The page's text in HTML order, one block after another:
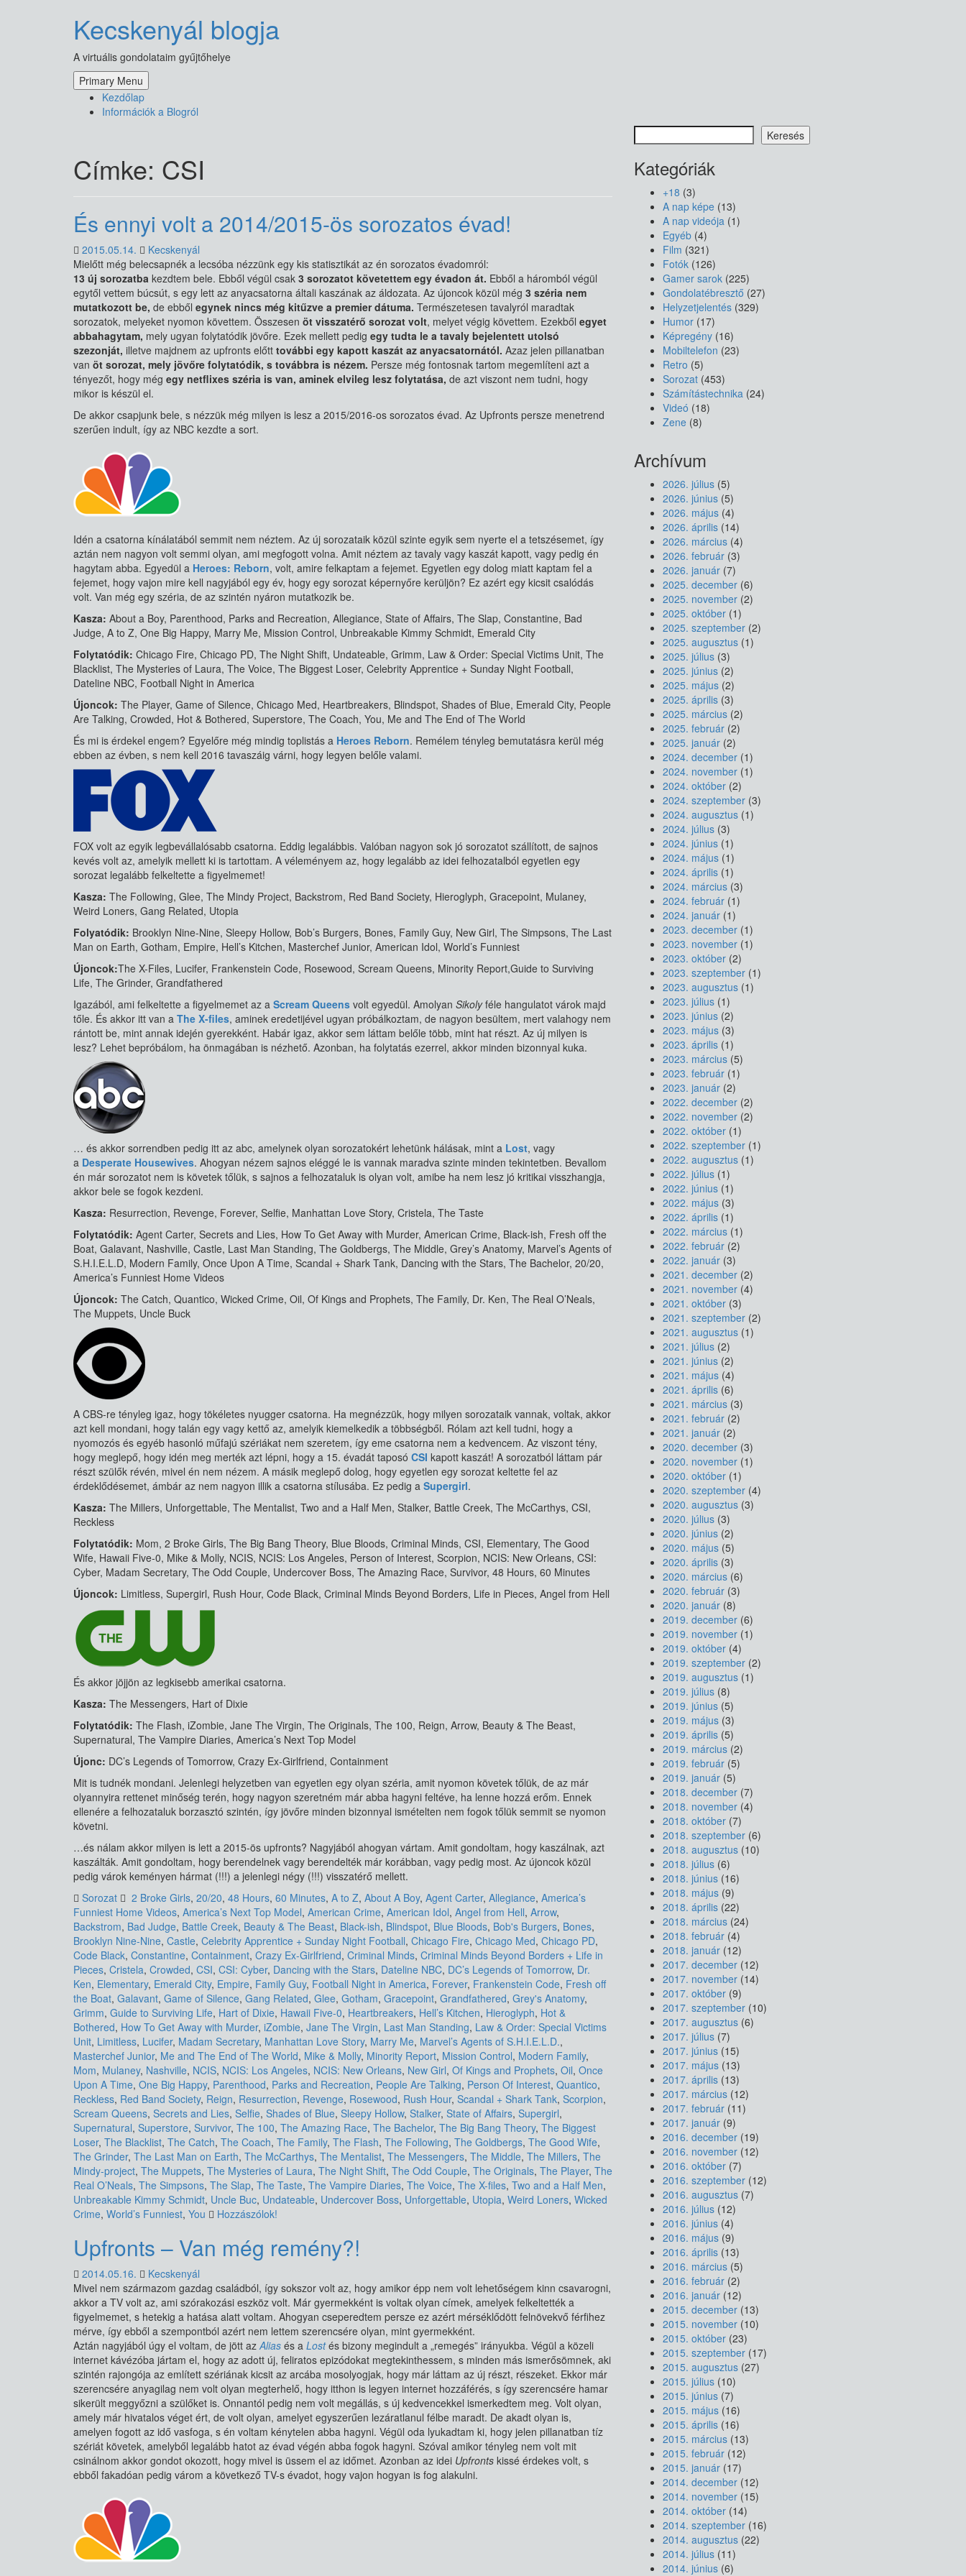
Kecskenyál blogja
A virtuális gondolataim gyűjtőhelye
Primary Menu
Kezdőlap
Információk a Blogról
Címke: CSI
És ennyi volt a 2014/2015-ös sorozatos évad!
2015.05.14.
Kecskenyál
Mielőtt még belecsapnék a lecsóba nézzünk egy kis statisztikát az én sorozatos évadomról:
13 új sorozatba kezdtem bele. Ebből végül csak 3 sorozatot követettem egy évadon át. Ebből a háromból végül
egytől vettem búcsút, s egy lett az anyacsatorna általi kaszának az áldozata. Az újoncok közül még 3 széria nem
mutatkozott be, de ebből egynek nincs még kitűzve a premier dátuma. Természetesen tavalyról maradtak
sorozatok, melyeket nyomon követtem. Összesen öt visszatérő sorozat volt, melyet végig követtem. Ezekből egyet
abbahagytam, mely ugyan folytatódik jövőre. Ezek mellett pedig egy tudta le a tavaly bejelentett utolsó
szezonját, illetve majdnem az upfronts előtt további egy kapott kaszát az anyacsatornától. Azaz jelen pillanatban
van öt sorozat, mely jövőre folytatódik, s továbbra is nézem. Persze még fontosnak tartom megemlíteni azt a
tényezőt, hogy még egy netflixes széria is van, aminek elvileg lesz folytatása, de azt viszont nem tudni, hogy
mikor is készül el.
De akkor csapjunk bele, s nézzük még milyen is lesz a 2015/2016-os sorozatos évad. Az Upfronts persze menetrend
szerűen indult, így az NBC kezdte a sort.
Idén a csatorna kínálatából semmit nem néztem. Az új sorozataik közül szinte egyik sem nyerte el a tetszésemet, így
aztán nem nagyon volt semmi olyan, ami megfogott volna. Amit néztem az tavaly vagy kaszát kapott, vagy pedig én
hagytam abba. Egyedül a Heroes: Reborn, volt, amire felkaptam a fejemet. Egyetlen egy dolog miatt kaptam fel a
fejemet, hogy vajon mire kell nagyjából egy év, hogy egy sorozat képernyőre kerüljön? Ez azért egy kicsit csalódás
volt. Van még egy széria, de az szintén nyáron mutatkozik be.
Kasza: About a Boy, Parenthood, Parks and Recreation, Allegiance, State of Affairs, The Slap, Constantine, Bad
Judge, A to Z, One Big Happy, Marry Me, Mission Control, Unbreakable Kimmy Schmidt, Emerald City
Folytatódik: Chicago Fire, Chicago PD, The Night Shift, Undateable, Grimm, Law & Order: Special Victims Unit, The
Blacklist, The Mysteries of Laura, The Voice, The Biggest Loser, Celebrity Apprentice + Sunday Night Football,
Dateline NBC, Football Night in America
Újoncok: The Player, Game of Silence, Chicago Med, Heartbreakers, Blindspot, Shades of Blue, Emerald City, People
Are Talking, Crowded, Hot & Bothered, Superstore, The Coach, You, Me and The End of The World
És mi is érdekel engem? Egyelőre még mindig toplistás a Heroes Reborn. Remélem tényleg bemutatásra kerül még
ebben az évben, s nem kell 2016 tavaszáig várni, hogy legyen belőle valami.
FOX volt az egyik legbevállalósabb csatorna. Eddig legalábbis. Valóban nagyon sok jó sorozatot szállított, de sajnos
kevés volt az, amelyik mellett ki is tartottam. A véleményem az, hogy legalább az idei felhozatalból egyetlen egy
sorozat legalább felkeltette a figyelmemet!
Kasza: The Following, Glee, The Mindy Project, Backstrom, Red Band Society, Hieroglyph, Gracepoint, Mulaney,
Weird Loners, Gang Related, Utopia
Folyatódik: Brooklyn Nine-Nine, Sleepy Hollow, Bob’s Burgers, Bones, Family Guy, New Girl, The Simpsons, The Last
Man on Earth, Gotham, Empire, Hell’s Kitchen, Masterchef Junior, American Idol, World’s Funniest
Újoncok:The X-Files, Lucifer, Frankenstein Code, Rosewood, Scream Queens, Minority Report,Guide to Surviving
Life, The Grinder, Grandfathered
Igazából, ami felkeltette a figyelmemet az a Scream Queens volt egyedül. Amolyan Sikolyféle hangulatot várok majd
tőle. És akkor itt van a The X-files, aminek eredetijével ugyan próbálkoztam, de nagyon besültem, mert valahogy nem
rántott be, mint annak idején gyerekként. Habár igaz, akkor sem láttam belőle több, mint hat részt. Az új milyen is
lesz? Lehet bepróbálom, ha önmagában is nézhető. Azonban, ha folytatás ezerrel, akkor minden bizonnyal kuka.
… és akkor sorrendben pedig itt az abc, amelynek olyan sorozatokért lehetünk hálásak, mint a Lost, vagy
a Desperate Housewives. Ahogyan nézem sajnos eléggé le is vannak maradva szinte minden tekintetben. Bevallom
én már sorozatot nem is követek tőlük, s sajnos a felhozataluk is olyan volt, amibe ha nem lesz jó kritikai visszhangja,
akkor bele se fogok kezdeni.
Kasza: Resurrection, Revenge, Forever, Selfie, Manhattan Love Story, Cristela, The Taste
Folytatódik: Agent Carter, Secrets and Lies, How To Get Away with Murder, American Crime, Black-ish, Fresh off the
Boat, Galavant, Nashville, Castle, Last Man Standing, The Goldbergs, The Middle, Grey’s Anatomy, Marvel’s Agents of
S.H.I.E.L.D, Modern Family, Once Upon A Time, Scandal + Shark Tank, Dancing with the Stars, The Bachelor, 20/20,
America’s Funniest Home Videos
Újoncok: The Catch, Quantico, Wicked Crime, Oil, Of Kings and Prophets, The Family, Dr. Ken, The Real O’Neals,
The Muppets, Uncle Buck
A CBS-re tényleg igaz, hogy tökéletes nyugger csatorna. Ha megnézzük, hogy milyen sorozataik vannak, voltak, akkor
azt kell mondani, hogy talán egy vagy kettő az, amelyik kiemelkedik a többségből. Rólam azt kell tudni, hogy a
nyomozós és egyéb hasonló műfajú szériákat nem szeretem, így eme csatorna nem a kedvencem. Az viszont tény,
hogy meglepő, hogy idén meg merték azt lépni, hogy a 15. évadát taposó CSI kapott kaszát! A sorozatból láttam pár
részt szülők révén, mivel én nem nézem. A másik meglepő dolog, hogy egyetlen egy sorozat keltette fel az
érdeklődésemet, ámbár az nem nagyon illik a csatorna stílusába. Ez pedig a Supergirl.
Kasza: The Millers, Unforgettable, The Mentalist, Two and a Half Men, Stalker, Battle Creek, The McCarthys, CSI,
Reckless
Folytatódik: Mom, 2 Broke Girls, The Big Bang Theory, Blue Bloods, Criminal Minds, CSI, Elementary, The Good
Wife, Hawaii Five-0, Mike & Molly, NCIS, NCIS: Los Angeles, Person of Interest, Scorpion, NCIS: New Orleans, CSI:
Cyber, Madam Secretary, The Odd Couple, Undercover Boss, The Amazing Race, Survivor, 48 Hours, 60 Minutes
Újoncok: Limitless, Supergirl, Rush Hour, Code Black, Criminal Minds Beyond Borders, Life in Pieces, Angel from Hell
És akkor jöjjön az legkisebb amerikai csatorna.
Kasza: The Messengers, Hart of Dixie
Folytatódik: The Flash, iZombie, Jane The Virgin, The Originals, The 100, Reign, Arrow, Beauty & The Beast,
Supernatural, The Vampire Diaries, America’s Next Top Model
Újonc: DC’s Legends of Tomorrow, Crazy Ex-Girlfriend, Containment
Mit is tudnék mondani. Jelenlegi helyzetben van egyetlen egy olyan széria, amit nyomon követek tőlük, de az már
olyannyira rettenet minőség terén, hogy nagyon szeretném már abba hagyni feltéve, ha lenne hozzá erőm. Ennek
ellenére a felhozataluk borzasztó szintén, így jövőre minden bizonnyal ismételten nem fogok tőlük semmit se nyomon
követni.
…és nálam akkor milyen is lett a 2015-ös upfronts? Nagyjából ahogyan vártam. Amit gondoltam, hogy kaszálnak, azt
kaszálták. Amit gondoltam, hogy berendelnek vagy berendelték már korábban, vagy pedig most. Az újoncok közül
pedig várok keményen hármat (!!!) a jelenlegi négy (!!!) visszatérő mellett.
Sorozat
2 Broke Girls, 20/20, 48 Hours, 60 Minutes, A to Z, About A Boy, Agent Carter, Allegiance, America’s
Funniest Home Videos, America’s Next Top Model, American Crime, American Idol, Angel from Hell, Arrow,
Backstrom, Bad Judge, Battle Creek, Beauty & The Beast, Black-ish, Blindspot, Blue Bloods, Bob's Burgers, Bones,
Brooklyn Nine-Nine, Castle, Celebrity Apprentice + Sunday Night Football, Chicago Fire, Chicago Med, Chicago PD,
Code Black, Constantine, Containment, Crazy Ex-Girlfriend, Criminal Minds, Criminal Minds Beyond Borders + Life in
Pieces, Cristela, Crowded, CSI, CSI: Cyber, Dancing with the Stars, Dateline NBC, DC’s Legends of Tomorrow, Dr.
Ken, Elementary, Emerald City, Empire, Family Guy, Football Night in America, Forever, Frankenstein Code, Fresh off
the Boat, Galavant, Game of Silence, Gang Related, Glee, Gotham, Gracepoint, Grandfathered, Grey's Anatomy,
Grimm, Guide to Surviving Life, Hart of Dixie, Hawaii Five-0, Heartbreakers, Hell’s Kitchen, Hieroglyph, Hot &
Bothered, How To Get Away with Murder, iZombie, Jane The Virgin, Last Man Standing, Law & Order: Special Victims
Unit, Limitless, Lucifer, Madam Secretary, Manhattan Love Story, Marry Me, Marvel’s Agents of S.H.I.E.L.D.,
Masterchef Junior, Me and The End of The World, Mike & Molly, Minority Report, Mission Control, Modern Family,
Mom, Mulaney, Nashville, NCIS, NCIS: Los Angeles, NCIS: New Orleans, New Girl, Of Kings and Prophets, Oil, Once
Upon A Time, One Big Happy, Parenthood, Parks and Recreation, People Are Talking, Person Of Interest, Quantico,
Reckless, Red Band Society, Reign, Resurrection, Revenge, Rosewood, Rush Hour, Scandal + Shark Tank, Scorpion,
Scream Queens, Secrets and Lies, Selfie, Shades of Blue, Sleepy Hollow, Stalker, State of Affairs, Supergirl,
Supernatural, Superstore, Survivor, The 100, The Amazing Race, The Bachelor, The Big Bang Theory, The Biggest
Loser, The Blacklist, The Catch, The Coach, The Family, The Flash, The Following, The Goldbergs, The Good Wife,
The Grinder, The Last Man on Earth, The McCarthys, The Mentalist, The Messengers, The Middle, The Millers, The
Mindy-project, The Muppets, The Mysteries of Laura, The Night Shift, The Odd Couple, The Originals, The Player, The
Real O’Neals, The Simpsons, The Slap, The Taste, The Vampire Diaries, The Voice, The X-files, Two and a Half Men,
Unbreakable Kimmy Schmidt, Uncle Buc, Undateable, Undercover Boss, Unforgettable, Utopia, Weird Loners, Wicked
Crime, World’s Funniest, You Hozzászólok!
Upfronts – Van még remény?!
2014.05.16.
Kecskenyál
Mivel nem származom gazdag családból, így sokszor volt az, hogy amikor épp nem volt lehetőségem kinn csavarogni,
akkor a TV volt az, ami szórakozási eszköz volt. Már gyermekként is voltak olyan címek, amelyek felkeltették a
figyelmemet, s hetekig a hatása alatt voltam. Ahogyan cseperedtem persze ez azért mérséklődött felnövekvő férfihez
mérve, így ebből a szempontból azért nem lettem szerencsére olyan, mint gyermekként.
Aztán nagyjából úgy el voltam, de jött azAlias és a Lost és bizony megindult a „remegés” irányukba. Végül a közeli
internet kávézóba jártam el, hogy az adott új, feliratos epizódokat megtekinthessem, s minden más ismerősömnek, aki
szintén rajongója az említett szériának kicsit az arcába mosolyogjak, hogy már láttam az új részt, részeket. Ekkor már
szerencsére anyagilag nem volt olyan megterhelő, hogy itthon is legyen internet hozzáférés, s így szerencsére hamar
sikerült meggyőzni a szülőket is. Onnantól pedig nem volt megállás, s új kedvencekkel ismerkedtem meg. Volt olyan,
amely már hivatalos véget ért, de volt olyan, amelyet egyszerűen lezáratlanul félbe maradt. De akadt olyan is,
amelyen fogott az idő vasfoga, s én voltam kénytelen abba hagyni. Végül oda lyukadtam ki, hogy jelen pillanatban tíz
szériát követek, amelyből legalább hatot az évad végén abba fogok hagyni. Szóval amikor tényleg nem volt mit
csinálnom akkor gondot okozott, hogy mivel is üssem el az időmet. Azonban az idei Upfronts kissé érdekes volt, s
ebből fakadóan pedig várom a következő TV-s évadot, hogy vajon hogyan is fog alakulni.
Keresés
Kategóriák
+18 (3)
A nap képe (13)
A nap videója (1)
Egyéb (4)
Film (321)
Fotók (126)
Gamer sarok (225)
Gondolatébresztő (27)
Helyzetjelentés (329)
Humor (17)
Képregény (16)
Mobiltelefon (23)
Retro (5)
Sorozat (453)
Számítástechnika (24)
Videó (18)
Zene (8)
Archívum
2026. július (5)
2026. június (5)
2026. május (4)
2026. április (14)
2026. március (4)
2026. február (3)
2026. január (7)
2025. december (6)
2025. november (2)
2025. október (1)
2025. szeptember (2)
2025. augusztus (1)
2025. július (3)
2025. június (2)
2025. május (2)
2025. április (3)
2025. március (2)
2025. február (2)
2025. január (2)
2024. december (1)
2024. november (1)
2024. október (2)
2024. szeptember (3)
2024. augusztus (1)
2024. július (3)
2024. június (1)
2024. május (1)
2024. április (1)
2024. március (3)
2024. február (1)
2024. január (1)
2023. december (1)
2023. november (1)
2023. október (2)
2023. szeptember (1)
2023. augusztus (1)
2023. július (1)
2023. június (2)
2023. május (3)
2023. április (1)
2023. március (5)
2023. február (1)
2023. január (2)
2022. december (2)
2022. november (2)
2022. október (1)
2022. szeptember (1)
2022. augusztus (1)
2022. július (1)
2022. június (1)
2022. május (3)
2022. április (1)
2022. március (1)
2022. február (2)
2022. január (3)
2021. december (2)
2021. november (4)
2021. október (3)
2021. szeptember (2)
2021. augusztus (1)
2021. július (2)
2021. június (2)
2021. május (4)
2021. április (6)
2021. március (3)
2021. február (2)
2021. január (2)
2020. december (3)
2020. november (1)
2020. október (1)
2020. szeptember (4)
2020. augusztus (3)
2020. július (3)
2020. június (2)
2020. május (5)
2020. április (3)
2020. március (6)
2020. február (3)
2020. január (8)
2019. december (6)
2019. november (1)
2019. október (4)
2019. szeptember (2)
2019. augusztus (1)
2019. július (8)
2019. június (5)
2019. május (3)
2019. április (5)
2019. március (2)
2019. február (5)
2019. január (5)
2018. december (7)
2018. november (4)
2018. október (7)
2018. szeptember (6)
2018. augusztus (10)
2018. július (6)
2018. június (16)
2018. május (9)
2018. április (22)
2018. március (24)
2018. február (4)
2018. január (12)
2017. december (12)
2017. november (14)
2017. október (9)
2017. szeptember (10)
2017. augusztus (6)
2017. július (7)
2017. június (15)
2017. május (13)
2017. április (13)
2017. március (12)
2017. február (11)
2017. január (9)
2016. december (19)
2016. november (12)
2016. október (7)
2016. szeptember (12)
2016. augusztus (7)
2016. július (12)
2016. június (4)
2016. május (9)
2016. április (13)
2016. március (5)
2016. február (2)
2016. január (12)
2015. december (13)
2015. november (10)
2015. október (23)
2015. szeptember (17)
2015. augusztus (27)
2015. július (10)
2015. június (7)
2015. május (16)
2015. április (16)
2015. március (13)
2015. február (12)
2015. január (17)
2014. december (12)
2014. november (15)
2014. október (14)
2014. szeptember (16)
2014. augusztus (22)
2014. július (11)
2014. június (6)